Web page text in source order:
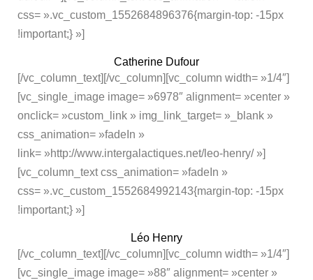
css= ».vc_custom_1552684896376{margin-top: -15px
!important;} »]
Catherine Dufour
[/vc_column_text][/vc_column][vc_column width= »1/4″]
[vc_single_image image= »6978″ alignment= »center »
onclick= »custom_link » img_link_target= »_blank »
css_animation= »fadeIn »
link= »http://www.intergalactiques.net/leo-henry/ »]
[vc_column_text css_animation= »fadeIn »
css= ».vc_custom_1552684992143{margin-top: -15px
!important;} »]
Léo Henry
[/vc_column_text][/vc_column][vc_column width= »1/4″]
[vc_single_image image= »88″ alignment= »center »